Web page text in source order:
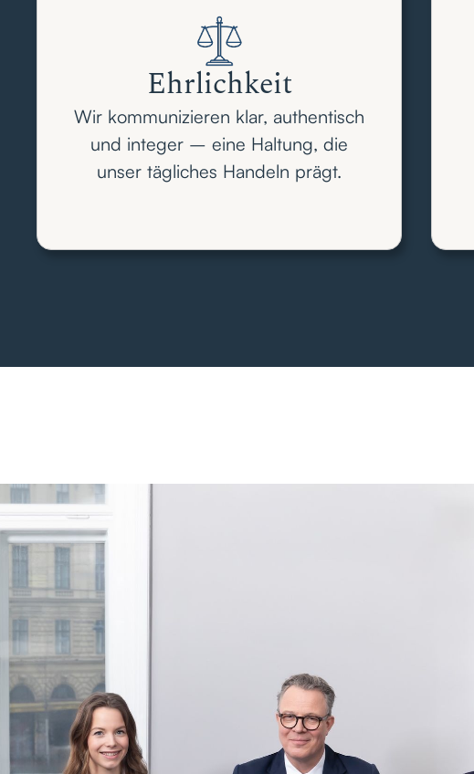
Ehrlichkeit
Wir kommunizieren klar, authentisch
und integer – eine Haltung, die
unser tägliches Handeln prägt.